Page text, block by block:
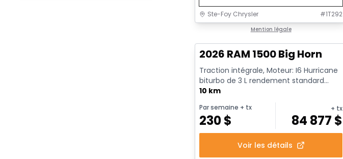
Ste-Foy Chrysler #1T292
Mention légale
2026 RAM 1500 Big Horn
Traction intégrale, Moteur: I6 Hurricane
biturbo de 3 L rendement standard
avec arrêt au ralenti - 6...
10 km
Par semaine + tx
230$
+ tx
84 877 $
Voir les détails